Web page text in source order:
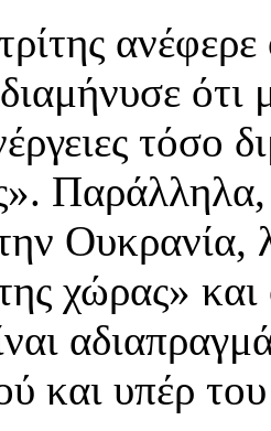
ανέφερε
ότι
τόσο
Ουκρανία,
χώρας»
και υπέρ